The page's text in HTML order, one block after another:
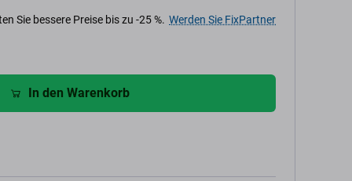
Sie bessere Preise bis zu -25 %. Werden Sie FixPartner
In den Warenkorb